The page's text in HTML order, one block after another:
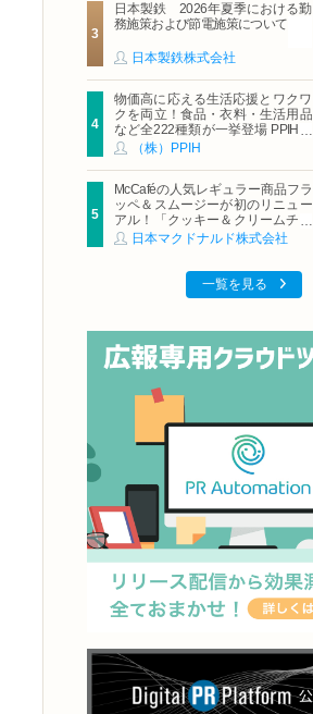
日本製鉄 2026年夏季における勤
務施策および節電施策について
日本製鉄株式会社
物価高に応える生活応援とワクワ
クを両立！食品・衣料・生活用品
など全222種類が一挙登場 PPIHグ
ループ「夏福袋」＆セール 8月6日
（株）PPIH
McCaféの人気レギュラー商品フラ
ッペ＆スムージーが初のリニュー
アル！「クッキー＆クリームチョ
コフラッペ」「マンゴースムージ
日本マクドナルド株式会社
一覧を見る